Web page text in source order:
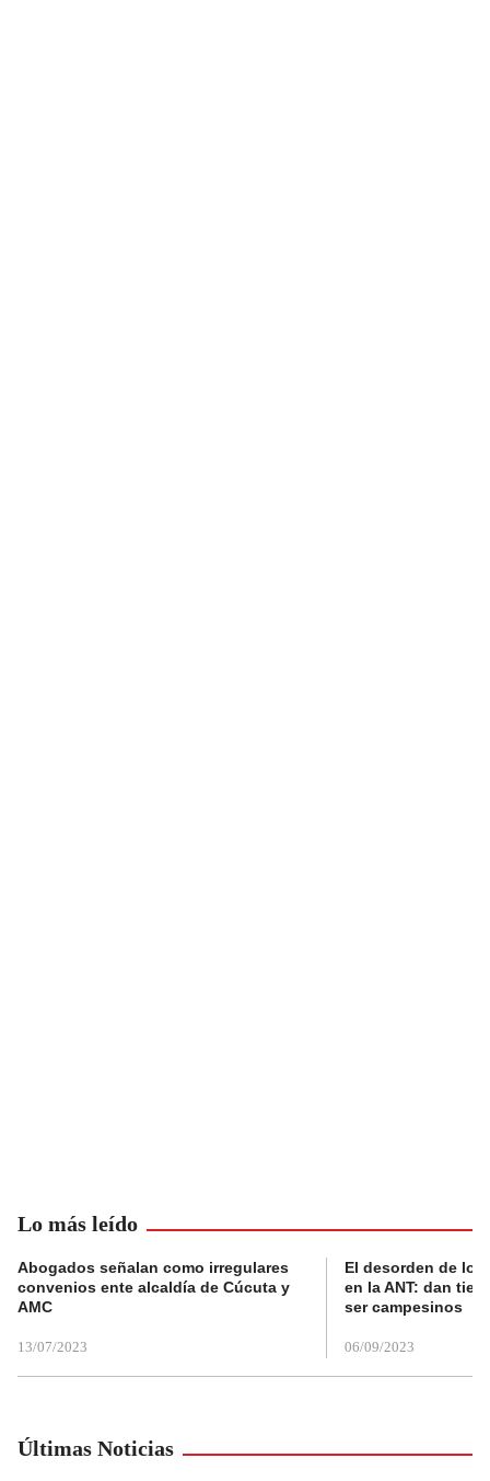
Lo más leído
Abogados señalan como irregulares
convenios ente alcaldía de Cúcuta y
AMC
13/07/2023
El desorden de
en la ANT: dan
ser campesinos
06/09/2023
Últimas Noticias